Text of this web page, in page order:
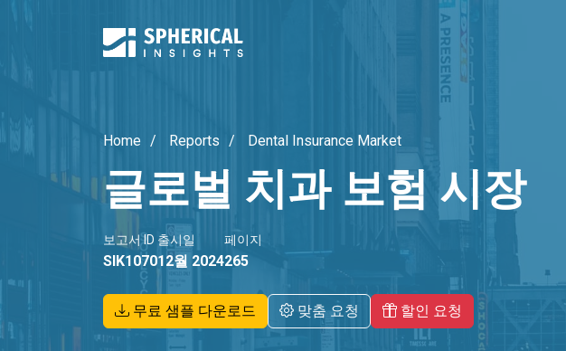
Home Reports Dental Insurance Market
글로벌 치과 보험 시장
보고서 ID
SIK1070
출시일
12월 2024
페이지
265
무료 샘플 다운로드 맞춤 요청 할인 요청